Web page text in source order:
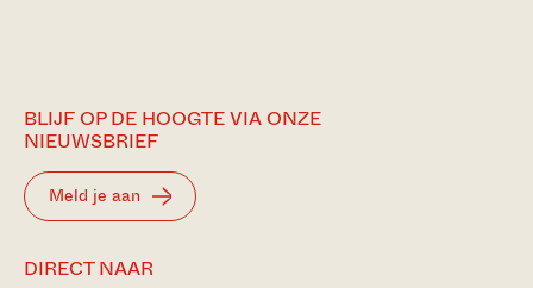
BLIJF OP DE HOOGTE VIA ONZE
NIEUWSBRIEF
Meld je aan
DIRECT NAAR